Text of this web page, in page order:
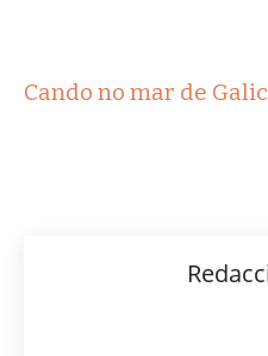
Cando no mar de